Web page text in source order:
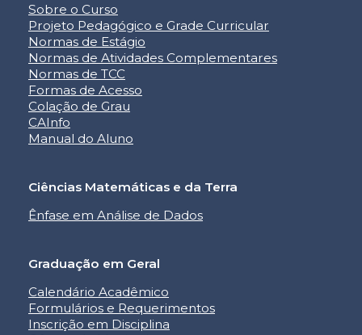
Sobre o Curso
Projeto Pedagógico e Grade Curricular
Normas de Estágio
Normas de Atividades Complementares
Normas de TCC
Formas de Acesso
Colação de Grau
CAInfo
Manual do Aluno
Ciências Matemáticas e da Terra
Ênfase em Análise de Dados
Graduação em Geral
Calendário Acadêmico
Formulários e Requerimentos
Inscrição em Disciplina